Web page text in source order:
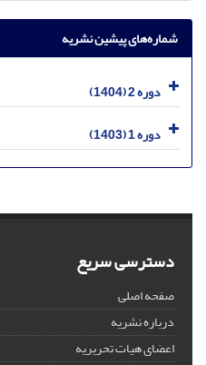
شماره‌های پیشین نشریه
دوره 2 (1404)
دوره 1 (1403)
دسترسی سریع
صفحه اصلی
درباره نشریه
اعضای هیات تحریریه